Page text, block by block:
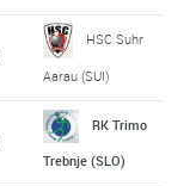
HSC Suhr
Aarau (SUI)
RK Trimo
Trebnje (SLO)